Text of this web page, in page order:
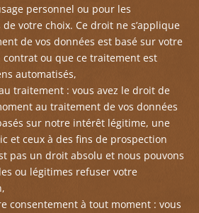
personnel ou pour les
votre choix. Ce droit ne s’applique
de vos données est basé sur votre
ou que ce traitement est
automatisés,
traitement : vous avez le droit de
au traitement de vos données
sur notre intérêt légitime, une
et ceux à des fins de prospection
pas un droit absolu et nous pouvons
ou légitimes refuser votre
consentement à tout moment : vous